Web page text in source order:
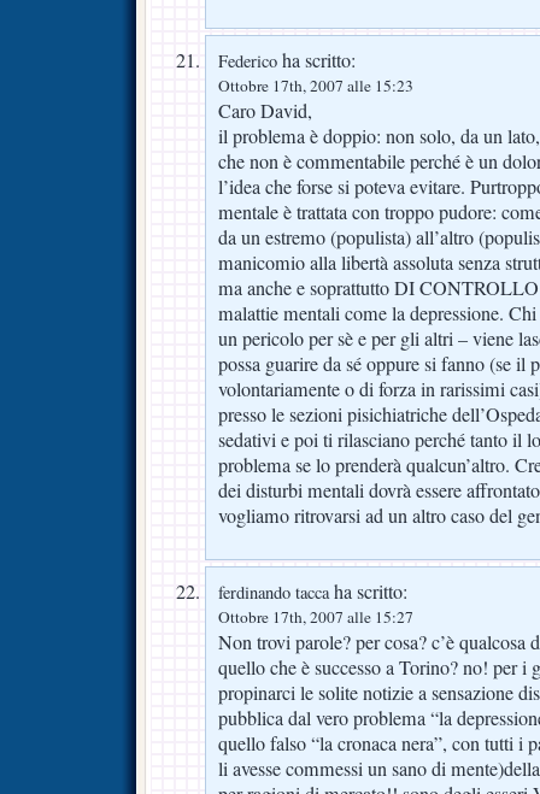
Federico ha scritto:
Ottobre 17th, 2007 alle 15:23
Caro David,
il problema è doppio: non solo, da un
che non è commentabile perché è un
l’idea che forse si poteva evitare.
mentale è trattata con troppo pudore:
da un estremo (populista) all’altro
manicomio alla libertà assoluta senza
ma anche e soprattutto DI
malattie mentali come la depressione.
un pericolo per sè e per gli altri – viene
possa guarire da sé oppure si fanno (se il
volontariamente o di forza in rarissimi
presso le sezioni pisichiatriche
sedativi e poi ti rilasciano perché tanto il
problema se lo prenderà qualcun’altro.
dei disturbi mentali dovrà essere
vogliamo ritrovarsi ad un altro caso del
ferdinando taccaha scritto:
Ottobre 17th, 2007 alle 15:27
Non trovi parole? per cosa? c’è
quello che è successo a Torino? no! per i
propinarci le solite notizie a sensazione
pubblica dal vero problema “la
quello falso “la cronaca nera”, con tutti i
li avesse commessi un sano di